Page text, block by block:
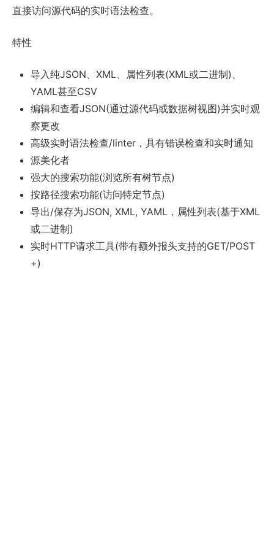
直接访问源代码的实时语法检查。
特性
导入纯JSON、XML、属性列表(XML或二进制)、
YAML甚至CSV
编辑和查看JSON(通过源代码或数据树视图)并实时观
察更改
高级实时语法检查/linter，具有错误检查和实时通知
源美化者
强大的搜索功能(浏览所有树节点)
按路径搜索功能(访问特定节点)
导出/保存为JSON, XML, YAML，属性列表(基于XML
或二进制)
实时HTTP请求工具(带有额外报头支持的GET/POST
+)